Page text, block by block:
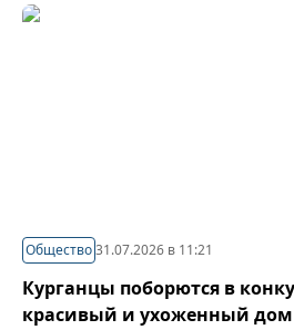
Общество31.07.2026 в 11:21
Курганцы поборются в
красивый и ухоженный